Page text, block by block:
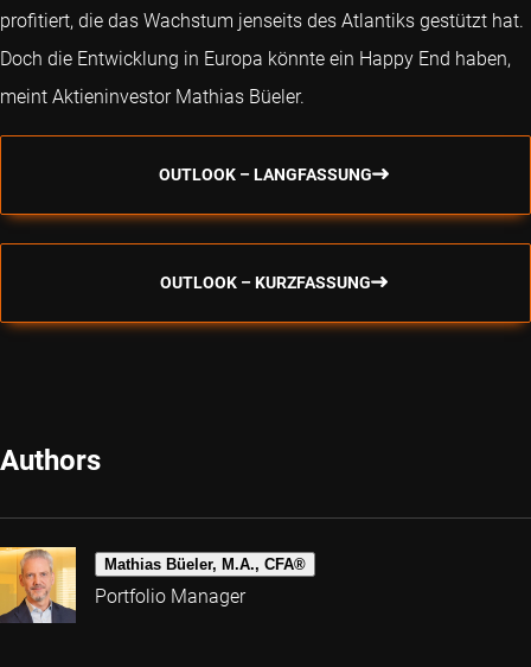
profitiert, die das Wachstum jenseits des Atlantiks gestützt hat.
Doch die Entwicklung in Europa könnte ein Happy End haben,
meint Aktieninvestor Mathias Büeler.
OUTLOOK – LANGFASSUNG
OUTLOOK – KURZFASSUNG
Authors
Mathias Büeler, M.A., CFA®
Portfolio Manager